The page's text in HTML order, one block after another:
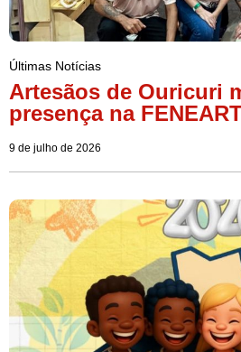
Últimas Notícias
Artesãos de Ouricuri
presença na
9 de julho de 2026